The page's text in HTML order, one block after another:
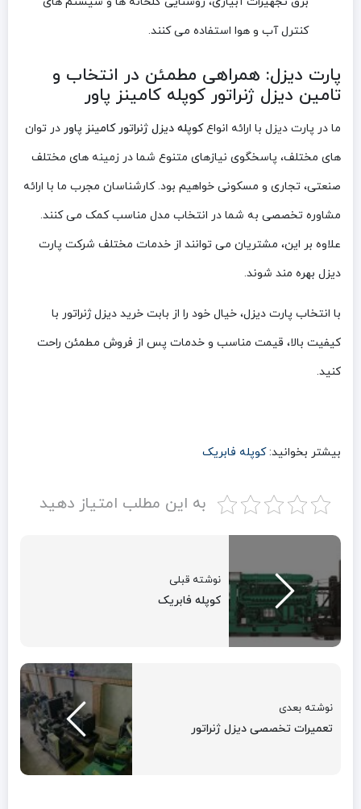
کنترل آب و هوا استفاده می کنند.
پارت دیزل: همراهی مطمئن در انتخاب و
تامین دیزل ژنراتور کوپله کامینز پاور
ما در پارت دیزل با ارائه انواعکوپله دیزل ژنراتور کامینز پاور در توان
های مختلف، پاسخگوی نیازهای متنوع شما در زمینه های مختلف
صنعتی، تجاری و مسکونی خواهیم بود. کارشناسان مجرب ما با ارائه
مشاوره تخصصی به شما در انتخاب مدل مناسب کمک می کنند.
علاوه بر این، مشتریان می توانند از خدمات مختلف شرکت پارت
دیزل بهره مند شوند.
با انتخاب پارت دیزل، خیال خود را از بابت خرید دیزل ژنراتور با
کیفیت بالا، قیمت مناسب و خدمات پس از فروش مطمئن راحت
کنید.
بیشتر بخوانید:کوپله فابریک
به این مطلب امتیاز دهید
نوشته قبلی
کوپله فابریک
نوشته بعدی
تعمیرات تخصصی دیزل ژنراتور